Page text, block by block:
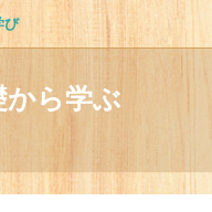
び
から学ぶ